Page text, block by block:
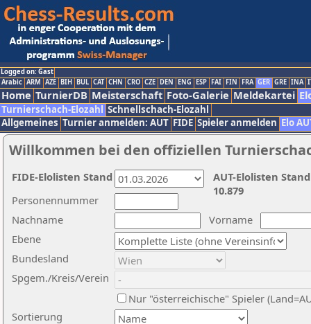
Logged on: Gast
Arabic ARM AZE BIH BUL CAT CHN CRO CZE DEN ENG ESP FAI FIN FRA GER GRE INA
Home TurnierDB Meisterschaft Foto-Galerie Meldekartei
Turnierschach-Elozahl Schnellschach-Elozahl
Allgemeines Turnier anmelden: AUT FIDE Spieler anmelden Elo
Willkommen bei den offiziellen
Nachname
Vorname
Ebene
Sortierung
Personennummer
Bundesland
Spgem./Kreis/Verein
Nur "österreichische" Spieler
AUT-Elolisten
10.879
FIDE-Elolisten Stand